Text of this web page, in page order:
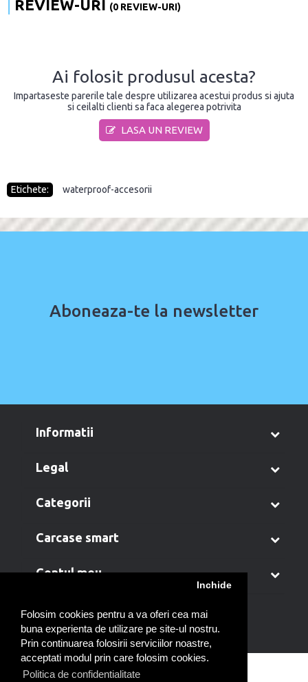
Folosim cookies pentru a va oferi cea mai
buna experienta de utilizare pe site-ul nostru.
Prin continuarea folosirii serviciilor noastre,
acceptati modul prin care folosim cookies.
Politica de confidentialitate
Inchide
REVIEW-URI (0 REVIEW-URI)
Ai folosit produsul acesta?
Impartaseste parerile tale despre utilizarea acestui produs si ajuta
si ceilalti clienti sa faca alegerea potrivita
LASA UN REVIEW
Etichete: waterproof-accesorii
Aboneaza-te la newsletter
informatii
legal
categorii
carcase smart
contul meu